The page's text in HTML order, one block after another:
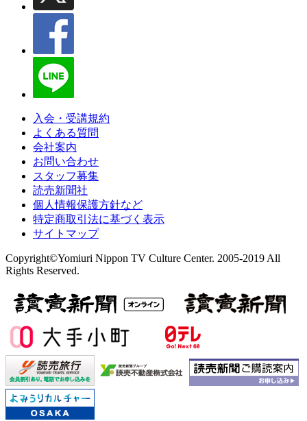
入会・受講規約
よくある質問
会社案内
お問い合わせ
スタッフ募集
読売新聞社
個人情報保護方針など
特定商取引法に基づく表示
サイトマップ
Copyright©Yomiuri Nippon TV Culture Center. 2005-2019 All
Rights Reserved.